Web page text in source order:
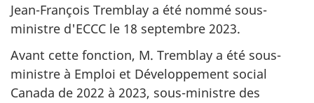
Jean-François Tremblay a été nommé sous-
ministre d'ECCC le 18 septembre 2023.
Avant cette fonction, M. Tremblay a été sous-
ministre à Emploi et Développement social
Canada de 2022 à 2023, sous-ministre des